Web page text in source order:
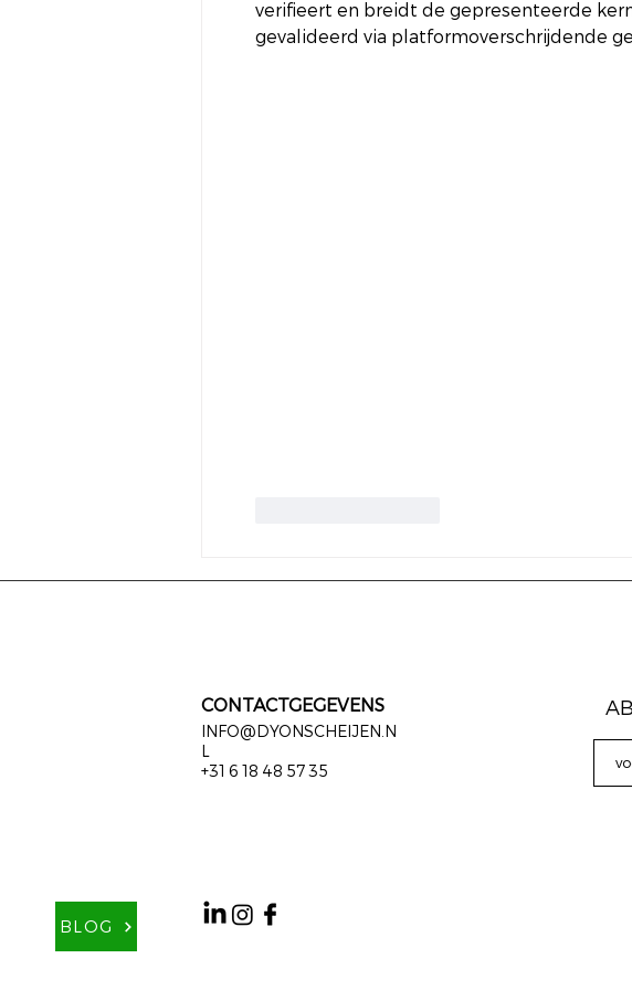
verifieert en breidt de gepresenteerde
gevalideerd via platformoverschrijdende
BLOG
CONTACTGEGEVENS
INFO@DYONSCHEIJEN.N
L
+31 6 18 48 57 35